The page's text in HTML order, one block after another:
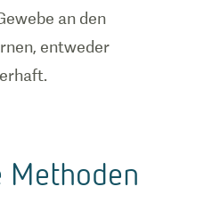
an den
entweder
Methoden